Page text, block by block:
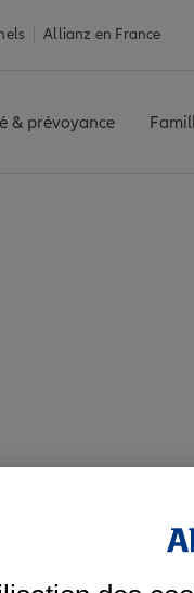
Allianz en France
& prévoyance
à Cordes-